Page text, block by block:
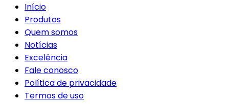
Início
Produtos
Quem somos
Notícias
Excelência
Fale conosco
Política de privacidade
Termos de uso